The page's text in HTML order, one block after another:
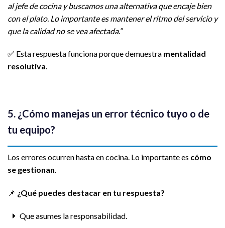
al jefe de cocina y buscamos una alternativa que encaje bien
con el plato. Lo importante es mantener el ritmo del servicio y
que la calidad no se vea afectada.”
✅ Esta respuesta funciona porque demuestra mentalidad
resolutiva.
5. ¿Cómo manejas un error técnico tuyo o de
tu equipo?
Los errores ocurren hasta en cocina. Lo importante es cómo
se gestionan.
📌 ¿Qué puedes destacar en tu respuesta?
Que asumes la responsabilidad.